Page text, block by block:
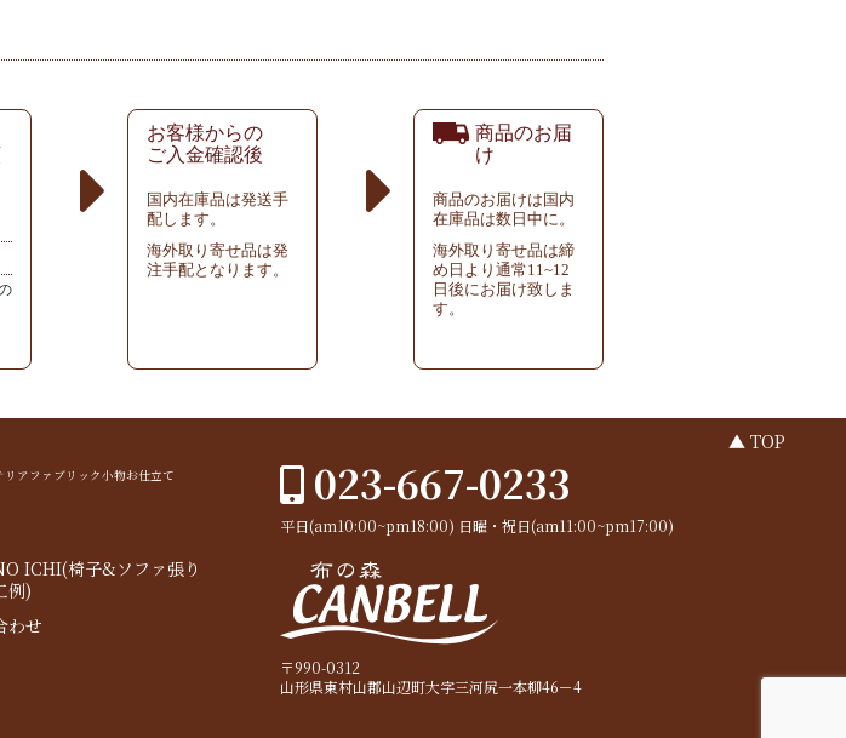
お客様からの
ご入金確認後
国内在庫品は発送手
配します。
海外取り寄せ品は発
注手配となります。
商品のお届
け
商品のお届けは国内
在庫品は数日中に。
海外取り寄せ品は締
め日より通常11~12
日後にお届け致しま
す。
▲ TOP
アファブリック小物お仕立て
ICHI(椅子&ソファ張り
例)
わせ
023-667-0233
平日(am10:00~pm18:00) 日曜・祝日(am11:00~pm17:00)
〒990-0312
山形県東村山郡山辺町大字三河尻一本柳46－4